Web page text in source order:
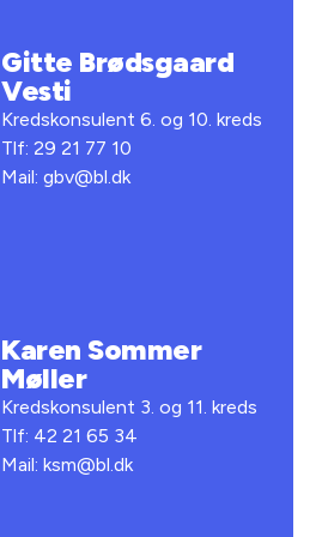
Gitte Brødsgaard
Vesti
Kredskonsulent 6. og 10. kreds
Tlf: 29 21 77 10
Mail: gbv@bl.dk
Karen Sommer
Møller
Kredskonsulent 3. og 11. kreds
Tlf: 42 21 65 34
Mail: ksm@bl.dk